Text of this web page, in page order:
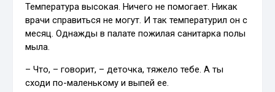
Температура высокая. Ничего не помогает. Никак
врачи справиться не могут. И так температурил он с
месяц. Однажды в палате пожилая санитарка полы
мыла.
– Что, – говорит, – деточка, тяжело тебе. А ты
сходи по-маленькому и выпей ее.